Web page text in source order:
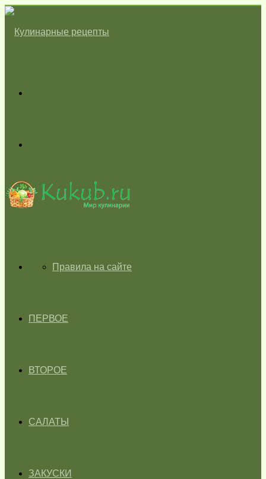
skin
ГЛАВНАЯПравила на сайте
ПЕРВОЕ
ВТОРОЕ
САЛАТЫ
ЗАКУСКИ